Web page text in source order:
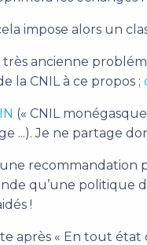
impose alors un
ancienne
la CNIL à ce propos ;
(« CNIL
...). Je ne partage
recommandation
qu’une politique
!
après « En tout état